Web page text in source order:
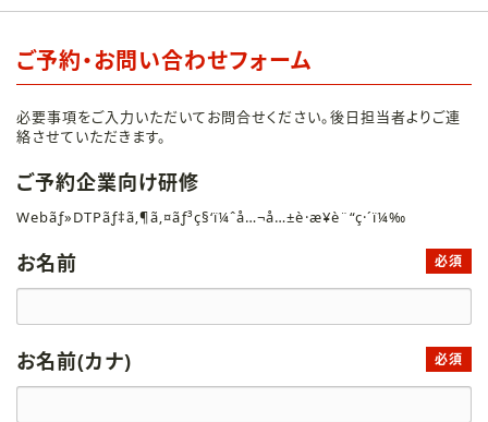
ご予約・お問い合わせフォーム
必要事項をご入力いただいてお問合せください。後日担当者よりご連
絡させていただきます。
ご予約企業向け研修
Webãƒ»DTPãƒ‡ã‚¶ã‚¤ãƒ³ç§‘ï¼ˆå…¬å…±è·æ¥­è¨“ç·´ï¼‰
お名前 必須
お名前(カナ) 必須